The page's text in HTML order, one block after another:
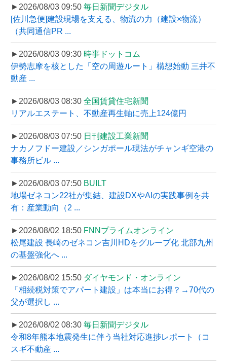
►2026/08/03 09:50 毎日新聞デジタル
[佐川急便]建設現場を支える、物流の力（建設×物流）
（共同通信PR ...
►2026/08/03 09:30 時事ドットコム
伊勢志摩を核とした「空の周遊ルート」構想始動 三井不
動産 ...
►2026/08/03 08:30 全国賃貸住宅新聞
リアルエステート、不動産再生軸に売上124億円
►2026/08/03 07:50 日刊建設工業新聞
ナカノフドー建設／シンガポール現法がチャンギ空港の
事務所ビル ...
►2026/08/03 07:50 BUILT
地場ゼネコン22社が集結、建設DXやAIの実践事例を共
有：産業動向（2 ...
►2026/08/02 18:50 FNNプライムオンライン
松尾建設 長崎のゼネコン吉川HDをグループ化 北部九州
の基盤強化へ ...
►2026/08/02 15:50 ダイヤモンド・オンライン
「相続税対策でアパート建設」は本当にお得？→70代の
父が選択し ...
►2026/08/02 08:30 毎日新聞デジタル
令和8年熊本地震発生に伴う当社対応進捗レポート（コ
スギ不動産 ...